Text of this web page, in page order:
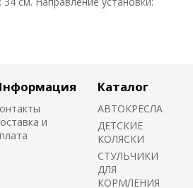
и
Каталог
АВТОКРЕСЛА
ДЕТСКИЕ
КОЛЯСКИ
CТУЛЬЧИКИ
ДЛЯ
КОРМЛЕНИЯ